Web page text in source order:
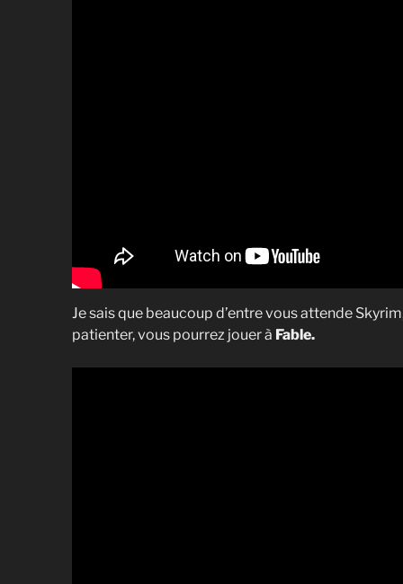
Je sais que beaucoup d’entre vous attende
patienter, vous pourrez jouer à Fable.